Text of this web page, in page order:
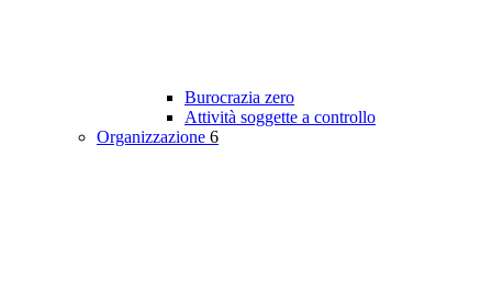
Burocrazia zero
Attività soggette a controllo
Organizzazione 6